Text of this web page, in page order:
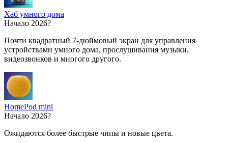
Хаб умного дома
Начало 2026?
Почти квадратный 7-дюймовый экран для управления
устройствами умного дома, прослушивания музыки,
видеозвонков и многого другого.
HomePod mini
Начало 2026?
Ожидаются более быстрые чипы и новые цвета.